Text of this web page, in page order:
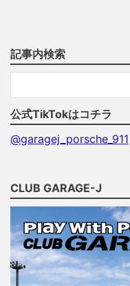
記事内検索
公式TikTokはコチラ
@garagej_porsche_911
CLUB GARAGE-J